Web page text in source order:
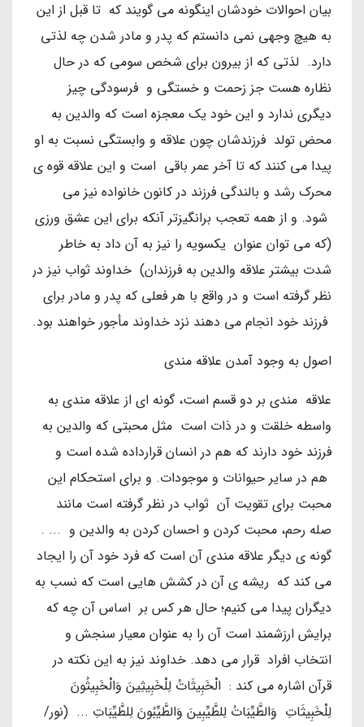
بیان احوالات خودشان اینگونه می گویند که تا قبل از این
به هیچ وجهی نمی دانستم که پدر و مادر شدن چه لذتی
دارد. لذتی که از بیرون برای شخص سومی که در حال
نظاره هست جز زحمت و خستگی و فرسودگی چیز
دیگری ندارد و این خود یک معجزه است که والدین به
محض تولد فرزندشان چون علاقه و وابستگی نسبت به او
پیدا می کنند که تا آخر عمر باقی است و این علاقه قوه ی
محرک رشد و بالندگی فرزند در کانون خانواده نیز می
شود. و از همه تعجب برانگیزتر آنکه برای این عشق ورزی
(که می توان عنوان یکسویه را نیز به آن داد به خاطر
شدت بیشتر علاقه والدین به فرزندان) خداوند ثواب نیز در
نظر گرفته است و در واقع با هر فعلی که پدر و مادر برای
فرزند خود انجام می دهند نزد خداوند مأجور خواهند بود.
اصول به وجود آمدن علاقه مندی
علاقه مندی بر دو قسم است، گونه ای از علاقه مندی به
واسطه خلقت و در ذات است مثل محبتی که والدین به
فرزند خود دارند که هم در انسان قرارداده شده است و
هم در سایر حیوانات و موجودات. و برای استحکام این
محبت برای تقویت آن ثواب در نظر گرفته است مانند
صله رحم، محبت کردن و احسان کردن به والدین و ... .
گونه ی دیگر علاقه مندی آن است که فرد خود آن را ایجاد
می کند که ریشه ی آن در کشش هایی است که نسب به
دیگران پیدا می کنیم؛ حال هر کس بر اساس آن چه که
برایش ارزشمند است آن را به عنوان معیار سنجش و
انتخاب افراد قرار می دهد. خداوند نیز به این نکته در
قرآن اشاره می کند : الْخَبِيثَاتُ لِلْخَبِيثِينَ وَالْخَبِيثُونَ
لِلْخَبِيثَاتِ وَالطَّيِّبَاتُ لِلطَّيِّبِينَ وَالطَّيِّبُونَ لِلطَّيِّبَاتِ ... (نور/